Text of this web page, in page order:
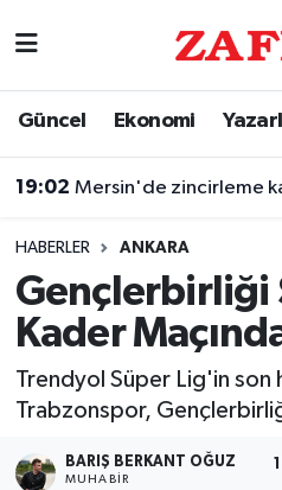
Güncel Ekonomi
19:02 Mersin'de zincirleme
HABERLER ANKARA
Gençlerbirliği
Kader
Trendyol Süper Lig'in son
Trabzonspor,
BARIŞ BERKANT OĞUZ
MUHABIR
Nöbetçi Eczaneler
Trafik Durumu
Süper Lig Puan Durumu
Tüm Manşetler
Son Dakika Haberleri